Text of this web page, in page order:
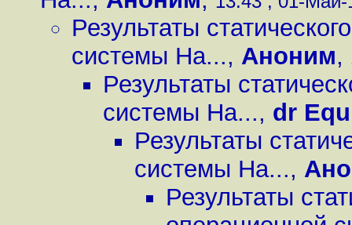
Результаты
системы Ha..., Аноним,
Результаты
системы Ha..., dr
Результаты
системы Ha...,
Результаты